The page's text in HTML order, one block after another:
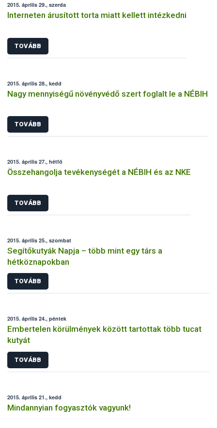
2015. április 29., szerda
Interneten árusított torta miatt kellett intézkedni
TOVÁBB
2015. április 28., kedd
Nagy mennyiségű növényvédő szert foglalt le a NÉBIH
TOVÁBB
2015. április 27., hétfő
Összehangolja tevékenységét a NÉBIH és az NKE
TOVÁBB
2015. április 25., szombat
Segítőkutyák Napja – több mint egy társ a
hétköznapokban
TOVÁBB
2015. április 24., péntek
Embertelen körülmények között tartottak több tucat
kutyát
TOVÁBB
2015. április 21., kedd
Mindannyian fogyasztók vagyunk!